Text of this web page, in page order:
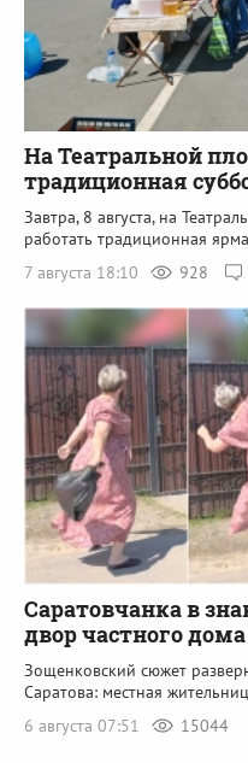
На Театральной
традиционная
Завтра, 8 августа, на
работать традиционная
7 августа 18:10
928
Саратовчанка в
двор частного
Зощенковский сюжет
Саратова: местная
6 августа 07:51
15044